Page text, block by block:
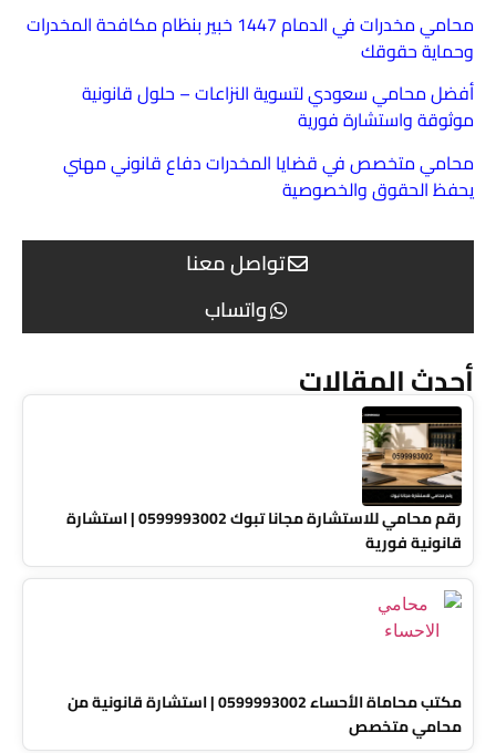
تواصل معنا
واتساب
أحدث المقالات
رقم محامي للاستشارة مجانا تبوك 0599993002 | استشارة
قانونية فورية
مكتب محاماة الأحساء 0599993002 | استشارة قانونية من
محامي متخصص
محامي مخدرات في الدمام 1447 خبير بنظام مكافحة المخدرات
وحماية حقوقك
أفضل محامي سعودي لتسوية النزاعات – حلول قانونية
موثوقة واستشارة فورية
محامي متخصص في قضايا المخدرات دفاع قانوني مهني
يحفظ الحقوق والخصوصية